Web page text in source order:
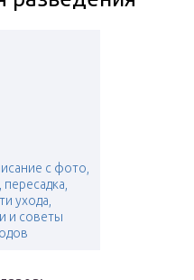
с фото,
ухода,
и советы